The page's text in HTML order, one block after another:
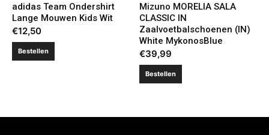
adidas Team Ondershirt
Lange Mouwen Kids Wit
€12,50
Bestellen
Mizuno MORELIA SALA
CLASSIC IN
Zaalvoetbalschoenen (IN)
White MykonosBlue
€39,99
Bestellen